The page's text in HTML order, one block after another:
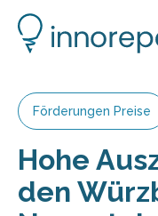
Förderungen Preise
Hohe
den